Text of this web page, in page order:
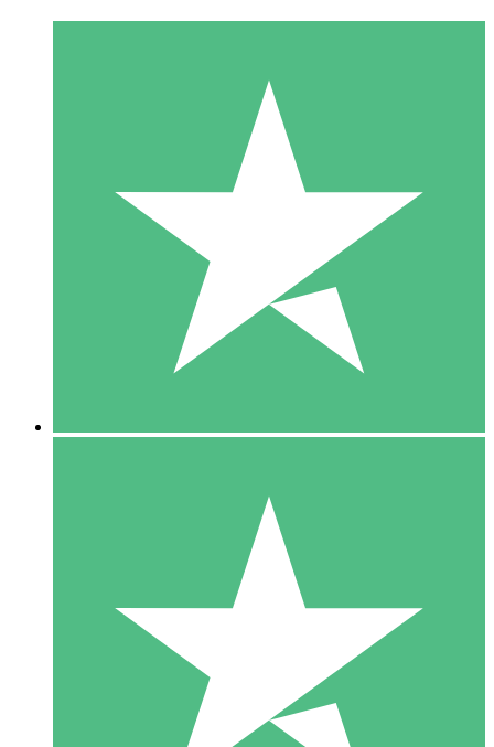
Packs de Crédits Individuels
Payez à l'utilisation avec des crédits de téléchargement. Sans
1 Téléchargement
10 00
10 Téléchargements
20 00